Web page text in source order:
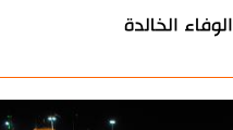
الخالدة